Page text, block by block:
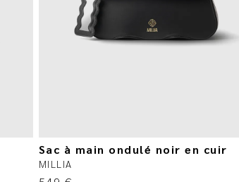
Sac à main ondulé noir en cuir
MILLIA